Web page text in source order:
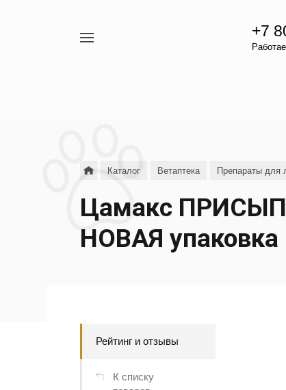
+7
Каталог Ветаптека Препараты для
Цамакс
НОВАЯ упаковка
Рейтинг и отзывы
К списку